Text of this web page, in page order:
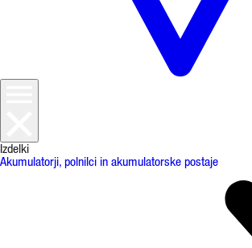
Izdelki
Akumulatorji, polnilci in akumulatorske postaje